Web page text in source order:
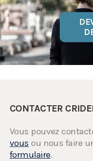
CONTACTER
Vous pouvez
vous ou nous faire
formulaire.